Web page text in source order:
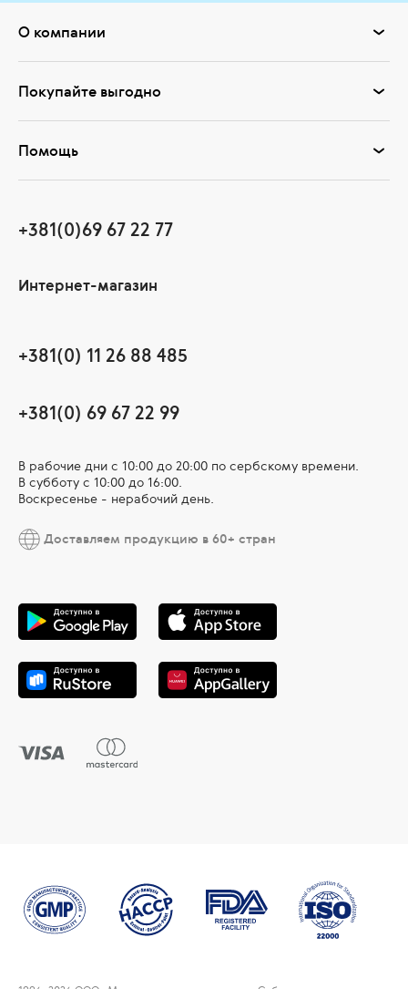
О компании
Покупайте выгодно
Помощь
+381(0)69 67 22 77
Интернет-магазин
+381(0) 11 26 88 485
+381(0) 69 67 22 99
В рабочие дни c 10:00 до 20:00 по сербскому времени.
В субботу с 10:00 дo 16:00.
Воскресенье - нерабочий день.
Доставляем продукцию в 60+ стран